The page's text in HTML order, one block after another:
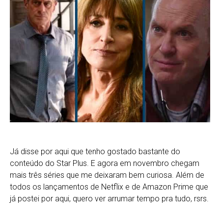
Já disse por aqui que tenho gostado bastante do
conteúdo do Star Plus. E agora em novembro chegam
mais três séries que me deixaram bem curiosa. Além de
todos os lançamentos de Netflix e de Amazon Prime que
já postei por aqui, quero ver arrumar tempo pra tudo, rsrs.